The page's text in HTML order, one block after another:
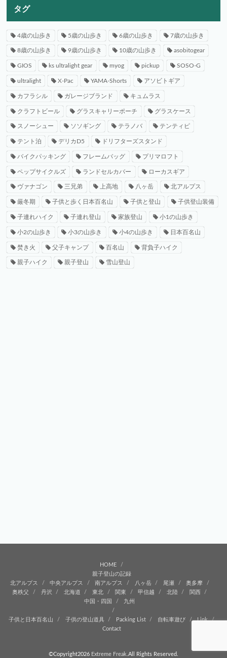
タグ
4歳の山歩き 5歳の山歩き 6歳の山歩き 7歳の山歩き
8歳の山歩き 9歳の山歩き 10歳の山歩き asobitogear
GIOS ks ultralight gear myog pickup SOSO-G
ultralight X-Pac YAMA-Shorts アソビトギア
カフラシル ガレージブランド キュムラス
クラフトビール グラスキャリーポーチ グラスケース
スノーシュー ソソギング テラノバ テンティピ
テント泊 デリカD5 ドリフターズスタンド
バイクパッキング フレームバッグ プリマロフト
ペップサイクルズ ランドセルカバー ローカスギア
ヴァナゴン 三兄弟 上高地 八ヶ岳 北アルプス
厳冬期 子供と歩く日本百名山 子供と登山 子供登山装備
子連れハイク 子連れ登山 家族登山 小1の山歩き
小2の山歩き 小3の山歩き 小4の山歩き 日本百名山
焚き火 父子キャンプ 百名山 背負子ハイク
親子ハイク 親子登山 雪山登山
HOME
親子登山の記録
北アルプス
中央アルプス 南アルプス 八ヶ岳 尾瀬
奥多摩
奥秩父
丹沢 北海道 東北 関東 甲信越 北陸
関西
中国・四国
九州
子供と日本百名山 子供の登山道具 Packing List 自転車遊び
Link
Contact
©Copyright2026 Extreme Freak .All Rights Reserved.